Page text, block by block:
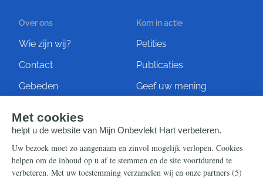
Over ons
Wie zijn wij?
Contact
Gebeden
Kom in actie
Petities
Publicaties
Geef uw mening
Steun ons
Nieuwsbrief
Info
Contact